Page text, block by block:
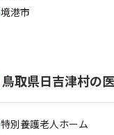
境港市
鳥取県日吉津村の
特別養護老人ホーム